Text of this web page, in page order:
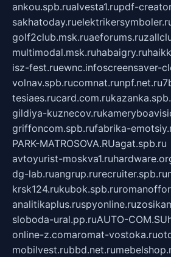
ankou.spb.rualvesta1.rupdf-
sakhatoday.ru
golf2club.msk.ruaeforums.ru
multimodal.msk.ruhabaigry.ru
isz-fest.ruewnc.infoscreensaver-
volnav.spb.rucomnat.runpf.net.ru
tesiaes.rucard.com.ru
gildiya-kuznecov.ru
griffoncom.spb.rufabrika-
PARK-MATROSOVA.RUagat.spb.ru
avtoyurist-moskva1.ru
dg-lab.ruangrup.rurecruiter.spb.ru
krsk124.rukubok.spb.ru
analitikaplus.ruspyonline.ru
sloboda-ural.pp.ruAUTO-COM.SU
online-z.comaromat-vostoka.ru
mobilvest.rubbd.net.ru